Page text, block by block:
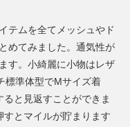
テムを全てメッシュやド
めてみました。通気性が
す。小綺麗に小物はレザ
標準体型でMサイズ着
と見返すことができま
とマイルが貯まります